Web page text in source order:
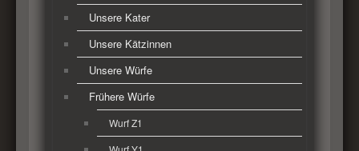
Unsere Kater
Unsere Kätzinnen
Unsere Würfe
Frühere Würfe
Wurf Z1